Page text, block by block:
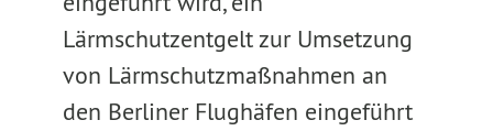
Lärmschutzentgelt zur Umsetzung
von Lärmschutzmaßnahmen an
den Berliner Flughäfen eingeführt